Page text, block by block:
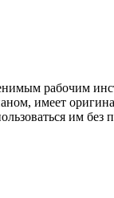
рабочим
имеет
им